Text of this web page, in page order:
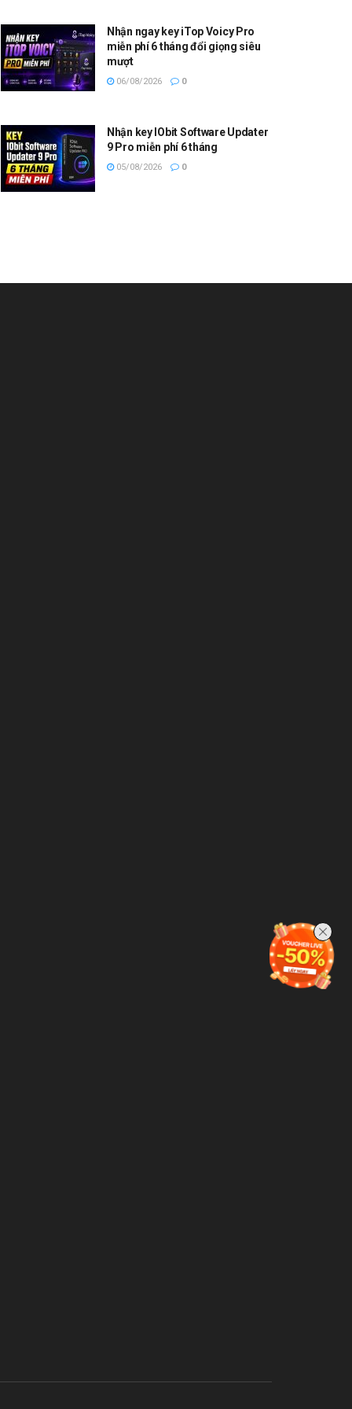
Nhận ngay key iTop Voicy Pro
miễn phí 6 tháng đổi giọng siêu
mượt
06/08/2026 0
Nhận key IObit Software Updater
9 Pro miễn phí 6 tháng
05/08/2026 0